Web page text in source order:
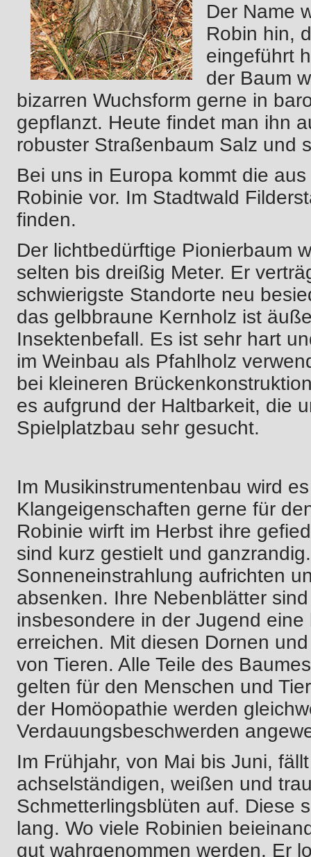
Der Name
Robin hin,
eingeführt
der Baum
bizarren Wuchsform gerne in
gepflanzt. Heute findet man ihn
robuster Straßenbaum Salz und
Bei uns in Europa kommt die
Robinie vor. Im Stadtwald
finden.
Der lichtbedürftige Pionierbaum
selten bis dreißig Meter. Er
schwierigste Standorte neu
das gelbbraune Kernholz ist
Insektenbefall. Es ist sehr hart
im Weinbau als Pfahlholz
bei kleineren
es aufgrund der Haltbarkeit, die
Spielplatzbau sehr gesucht.
Im Musikinstrumentenbau wird
Klangeigenschaften gerne für
Robinie wirft im Herbst ihre
sind kurz gestielt und
Sonneneinstrahlung aufrichten
absenken. Ihre Nebenblätter
insbesondere in der Jugend
erreichen. Mit diesen Dornen
von Tieren. Alle Teile des
gelten für den Menschen und
der Homöopathie werden
Verdauungsbeschwerden
Im Frühjahr, von Mai bis Juni,
achselständigen, weißen und
Schmetterlingsblüten auf. Diese
lang. Wo viele Robinien
gut wahrgenommen werden. Er